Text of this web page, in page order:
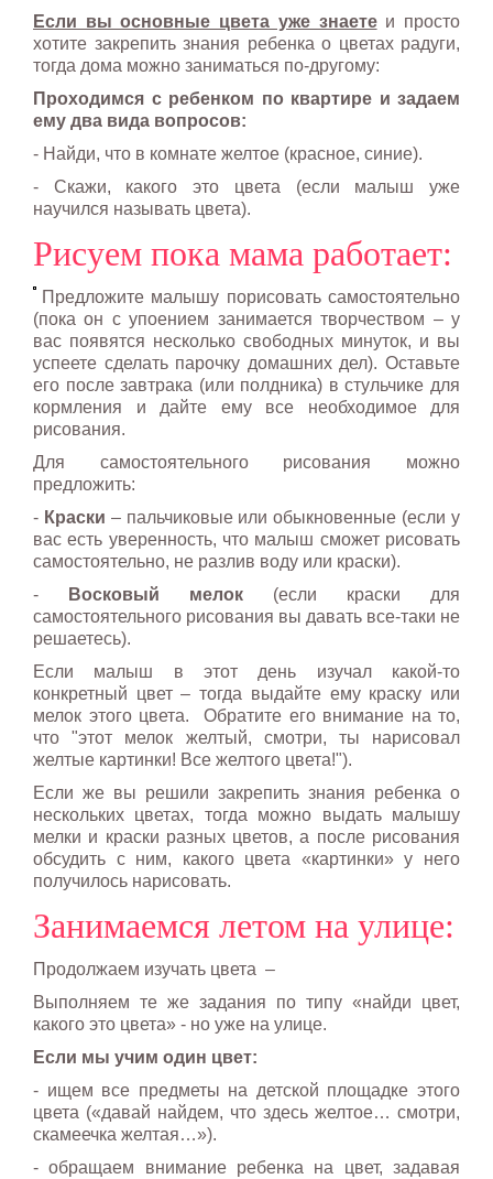
Если вы основные цвета уже знаетеи просто
хотите закрепить знания ребенка о цветах радуги,
тогда дома можно заниматься по-другому:
Проходимся с ребенком по квартире и задаем
ему два вида вопросов:
- Найди, что в комнате желтое (красное, синие).
- Скажи, какого это цвета (если малыш уже
научился называть цвета).
Рисуем пока мама работает:
Предложите малышу порисовать самостоятельно
(пока он с упоением занимается творчеством – у
вас появятся несколько свободных минуток, и вы
успеете сделать парочку домашних дел). Оставьте
его после завтрака (или полдника) в стульчике для
кормления и дайте ему все необходимое для
рисования.
Для самостоятельного рисования можно
предложить:
- Краски – пальчиковые или обыкновенные (если у
вас есть уверенность, что малыш сможет рисовать
самостоятельно, не разлив воду или краски).
-
Восковый мелок (если краски для
самостоятельного рисования вы давать все-таки не
решаетесь).
Если малыш в этот день изучал какой-то
конкретный цвет – тогда выдайте ему краску или
мелок этого цвета. Обратите его внимание на то,
что "этот мелок желтый, смотри, ты нарисовал
желтые картинки! Все желтого цвета!").
Если же вы решили закрепить знания ребенка о
нескольких цветах, тогда можно выдать малышу
мелки и краски разных цветов, а после рисования
обсудить с ним, какого цвета «картинки» у него
получилось нарисовать.
Занимаемся летом на улице:
Продолжаем изучать цвета –
Выполняем те же задания по типу «найди цвет,
какого это цвета» - но уже на улице.
Если мы учим один цвет:
- ищем все предметы на детской площадке этого
цвета («давай найдем, что здесь желтое… смотри,
скамеечка желтая…»).
- обращаем внимание ребенка на цвет, задавая